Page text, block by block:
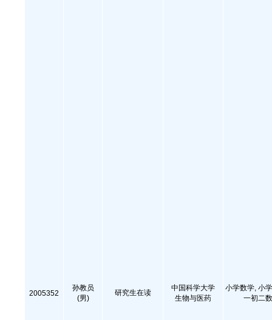
2005352
孙教员
(男)
研究生在读
中国科学大学
生物与医药
小学数学, 小
一初二